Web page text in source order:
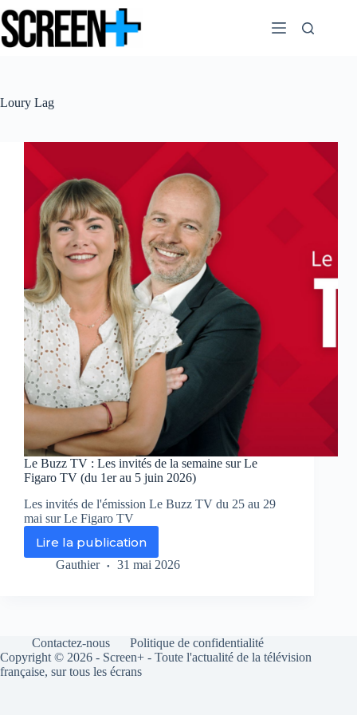
au
contenu
Loury Lag
Le Buzz TV : Les invités de la semaine sur Le
Figaro TV (du 1er au 5 juin 2026)
Les invités de l'émission Le Buzz TV du 25 au 29
mai sur Le Figaro TV
Lire la publication
Le
Buzz
de
la
semaine
Gauthier 31 mai 2026
Contactez-nous
Politique de confidentialité
Copyright © 2026 - Screen+ - Toute l'actualité de la télévision
française, sur tous les écrans